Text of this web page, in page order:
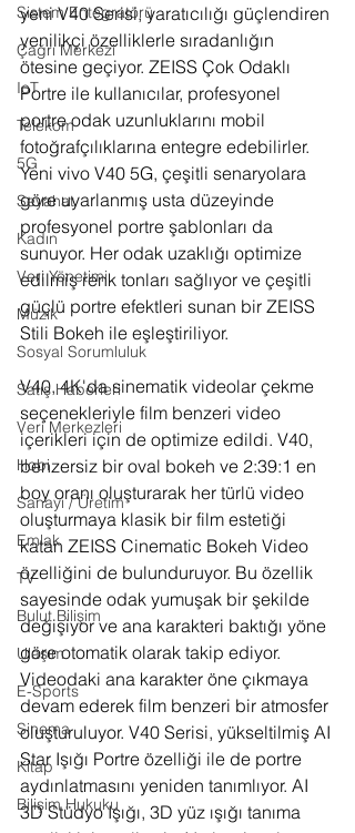
Sistem Entegratörü
Çağrı Merkezi
IoT
Telekom
5G
Seyahat
Kadın
Veri Yönetimi
Müzik
Sosyal Sorumluluk
Satış Haberleri
Veri Merkezleri
Hobi
Sanayi / Üretim
Emlak
TV
Bulut Bilişim
Ulaşım
E-Sports
Sinema
Kitap
Bilişim Hukuku
yeni V40 Serisi, yaratıcılığı güçlendiren
yenilikçi özelliklerle sıradanlığın
ötesine geçiyor. ZEISS Çok Odaklı
Portre ile kullanıcılar, profesyonel
portre odak uzunluklarını mobil
fotoğrafçılıklarına entegre edebilirler.
Yeni vivo V40 5G, çeşitli senaryolara
göre uyarlanmış usta düzeyinde
profesyonel portre şablonları da
sunuyor. Her odak uzaklığı optimize
edilmiş renk tonları sağlıyor ve çeşitli
güçlü portre efektleri sunan bir ZEISS
Stili Bokeh ile eşleştiriliyor.
V40, 4K'da sinematik videolar çekme
seçenekleriyle film benzeri video
içerikleri için de optimize edildi. V40,
benzersiz bir oval bokeh ve 2:39:1 en
boy oranı oluşturarak her türlü video
oluşturmaya klasik bir film estetiği
katan ZEISS Cinematic Bokeh Video
özelliğini de bulunduruyor. Bu özellik
sayesinde odak yumuşak bir şekilde
değişiyor ve ana karakteri baktığı yöne
göre otomatik olarak takip ediyor.
Videodaki ana karakter öne çıkmaya
devam ederek film benzeri bir atmosfer
oluşturuluyor. V40 Serisi, yükseltilmiş AI
Star Işığı Portre özelliği ile de portre
aydınlatmasını yeniden tanımlıyor. AI
3D Stüdyo Işığı, 3D yüz ışığı tanıma